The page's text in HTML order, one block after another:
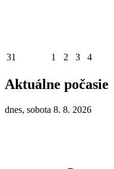
31
1 2 3 4
Aktuálne počasie
dnes, sobota 8. 8. 2026